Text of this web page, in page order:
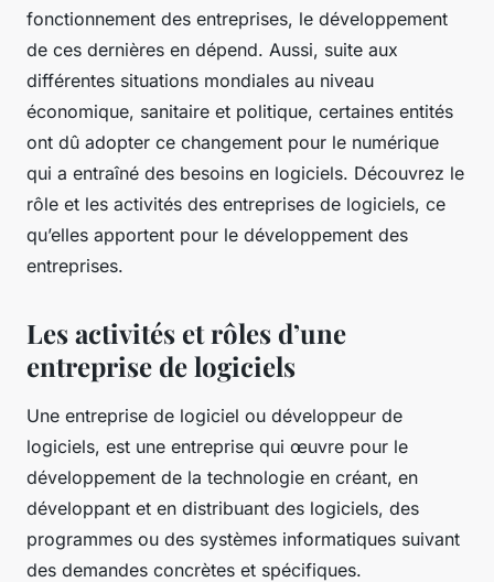
fonctionnement des entreprises, le développement
de ces dernières en dépend. Aussi, suite aux
différentes situations mondiales au niveau
économique, sanitaire et politique, certaines entités
ont dû adopter ce changement pour le numérique
qui a entraîné des besoins en logiciels. Découvrez le
rôle et les activités des entreprises de logiciels, ce
qu’elles apportent pour le développement des
entreprises.
Les activités et rôles d’une
entreprise de logiciels
Une entreprise de logiciel ou développeur de
logiciels, est une entreprise qui œuvre pour le
développement de la technologie en créant, en
développant et en distribuant des logiciels, des
programmes ou des systèmes informatiques suivant
des demandes concrètes et spécifiques.